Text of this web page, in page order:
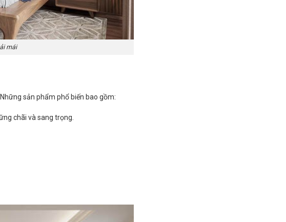
mái
sản phẩm phổ biến bao gồm:
chãi và sang trọng.